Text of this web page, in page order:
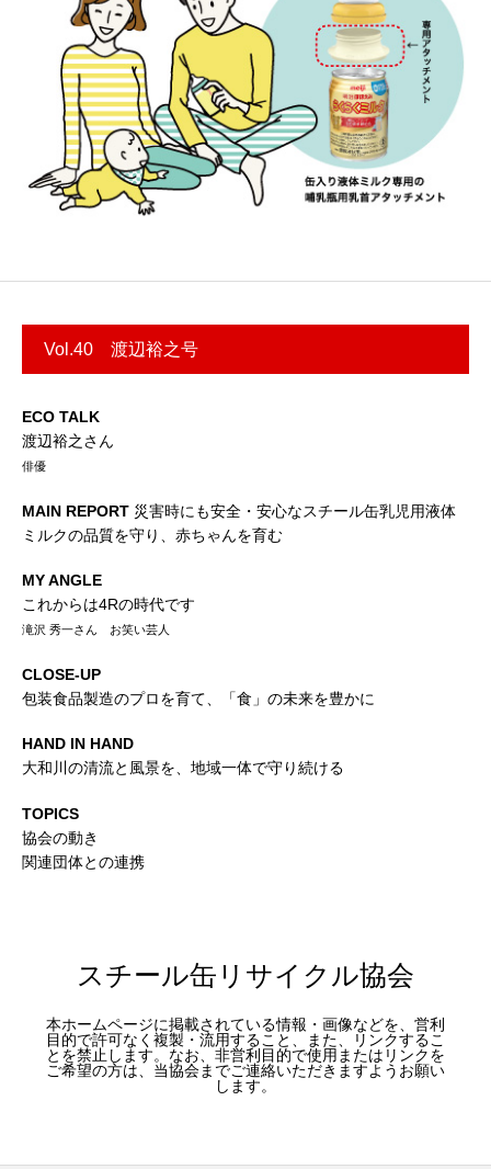
Vol.40 渡辺裕之号
ECO TALK
渡辺裕之さん
俳優
MAIN REPORT 災害時にも安全・安心なスチール缶乳児用液体
ミルクの品質を守り、赤ちゃんを育む
MY ANGLE
これからは4Rの時代です
滝沢 秀一さん お笑い芸人
CLOSE-UP
包装食品製造のプロを育て、「食」の未来を豊かに
HAND IN HAND
大和川の清流と風景を、地域一体で守り続ける
TOPICS
協会の動き
関連団体との連携
スチール缶リサイクル協会
本ホームページに掲載されている情報・画像などを、営利
目的で許可なく複製・流用すること、また、リンクするこ
とを禁止します。なお、非営利目的で使用またはリンクを
ご希望の方は、当協会までご連絡いただきますようお願い
します。